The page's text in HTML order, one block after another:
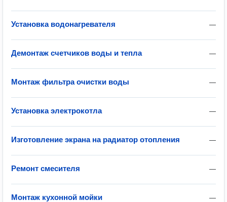
—
Установка водонагревателя
—
Демонтаж счетчиков воды и тепла
—
Монтаж фильтра очистки воды
—
Установка электрокотла
—
Изготовление экрана на радиатор отопления
—
Ремонт смесителя
—
Монтаж кухонной мойки